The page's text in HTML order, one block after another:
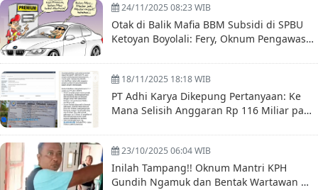
24/11/2025 08:23 WIB
Otak di Balik Mafia BBM Subsidi di SPBU
Ketoyan Boyolali: Fery, Oknum Pengawas
18/11/2025 18:18 WIB
PT Adhi Karya Dikepung Pertanyaan: Ke
Mana Selisih Anggaran Rp 116 Miliar pada
23/10/2025 06:04 WIB
Inilah Tampang!! Oknum Mantri KPH
Gundih Ngamuk dan Bentak Wartawan —